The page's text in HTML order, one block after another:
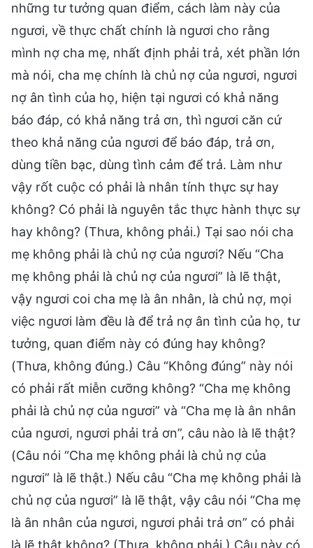
những tư tưởng quan điểm, cách làm này của
ngươi, về thực chất chính là ngươi cho rằng
mình nợ cha mẹ, nhất định phải trả, xét phần lớn
mà nói, cha mẹ chính là chủ nợ của ngươi, ngươi
nợ ân tình của họ, hiện tại ngươi có khả năng
báo đáp, có khả năng trả ơn, thì ngươi căn cứ
theo khả năng của ngươi để báo đáp, trả ơn,
dùng tiền bạc, dùng tình cảm để trả. Làm như
vậy rốt cuộc có phải là nhân tính thực sự hay
không? Có phải là nguyên tắc thực hành thực sự
hay không? (Thưa, không phải.) Tại sao nói cha
mẹ không phải là chủ nợ của ngươi? Nếu “Cha
mẹ không phải là chủ nợ của ngươi” là lẽ thật,
vậy ngươi coi cha mẹ là ân nhân, là chủ nợ, mọi
việc ngươi làm đều là để trả nợ ân tình của họ, tư
tưởng, quan điểm này có đúng hay không?
(Thưa, không đúng.) Câu “Không đúng” này nói
có phải rất miễn cưỡng không? “Cha mẹ không
phải là chủ nợ của ngươi” và “Cha mẹ là ân nhân
của ngươi, ngươi phải trả ơn”, câu nào là lẽ thật?
(Câu nói “Cha mẹ không phải là chủ nợ của
ngươi” là lẽ thật.) Nếu câu “Cha mẹ không phải là
chủ nợ của ngươi” là lẽ thật, vậy câu nói “Cha mẹ
là ân nhân của ngươi, ngươi phải trả ơn” có phải
là lẽ thật không? (Thưa, không phải.) Câu này có